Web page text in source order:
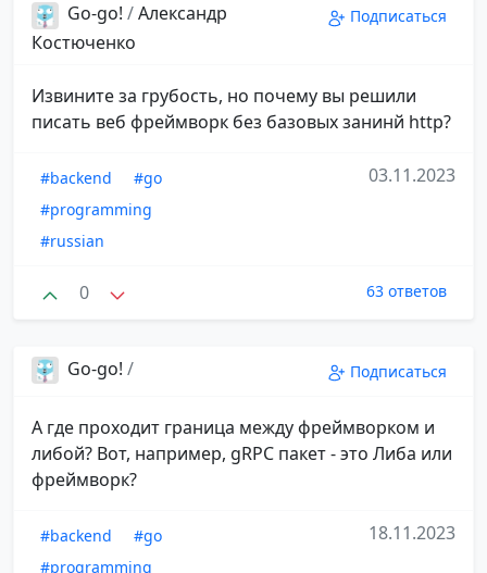
Go-go! /Александр
Костюченко
Подписаться
Извините за грубость, но почему вы решили
писать веб фреймворк без базовых занинй http?
#backend
#go
#programming
#russian
03.11.2023
0 63 ответов
Go-go! / Подписаться
А где проходит граница между фреймворком и
либой? Вот, например, gRPC пакет - это Либа или
фреймворк?
#backend
#go
#programming
18.11.2023